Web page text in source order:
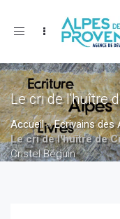
Toggle
Le cri de l'huître
Accueil»Ecrivains des
Le cri de l'huître de
Cristel Béguin